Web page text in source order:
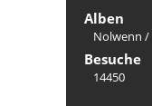
Alben
Nolwenn /
Besuche
14450